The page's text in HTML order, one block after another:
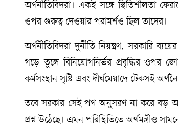
অর্থনীতিবিদরা। একই সঙ্গে স্থিতিশীলতা
ওপর গুরুত্ব দেওয়ার পরামর্শও ছিল তাদের।
অর্থনীতিবিদরা দুর্নীতি নিয়ন্ত্রণ, সরকারি
গড়ে তুলে বিনিয়োগনির্ভর প্রবৃদ্ধির ওপর
কর্মসংস্থান সৃষ্টি এবং দীর্ঘমেয়াদে টেকসই
তবে সরকার সেই পথ অনুসরণ না করে বড়
প্রশ্ন উঠেছে। এমন পরিস্থিতিতে অর্থমন্ত্রীও